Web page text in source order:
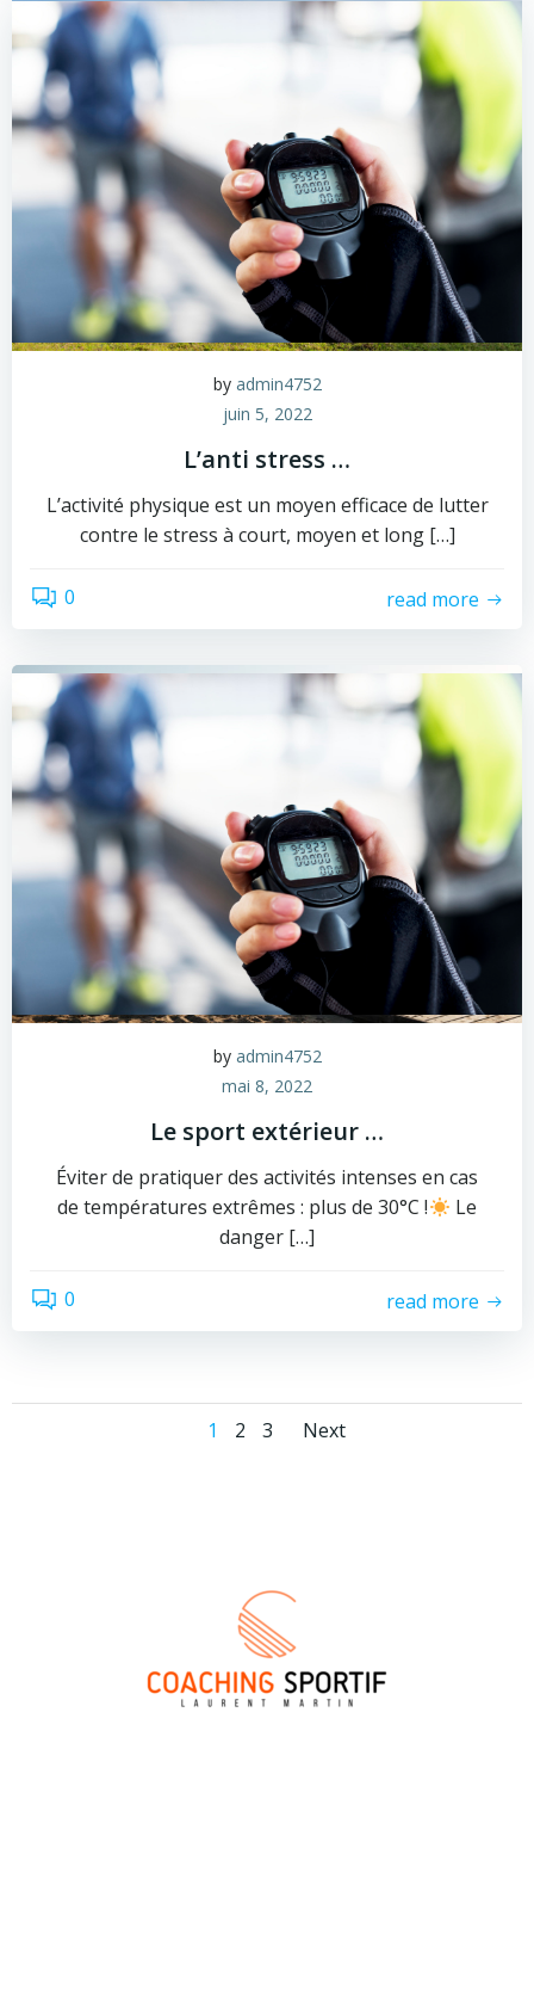
by admin4752
juin 5, 2022
L’anti stress …
L’activité physique est un moyen efficace de lutter
contre le stress à court, moyen et long […]
0 read more
by admin4752
mai 8, 2022
Le sport extérieur …
Éviter de pratiquer des activités intenses en cas
de températures extrêmes : plus de 30°C !
Le
danger […]
0 read more
Posts
Page
1 Page
2 Page
3
Posts
Next